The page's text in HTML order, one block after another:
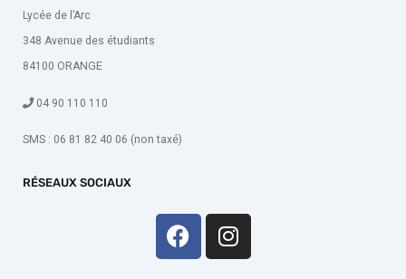
Lycée de l’Arc
348 Avenue des étudiants
84100 ORANGE
04 90 110 110
SMS : 06 81 82 40 06 (non taxé)
RÉSEAUX SOCIAUX